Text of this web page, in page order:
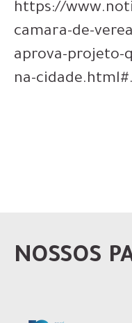
https://
camara-de-
aprova-projeto-
na-
NOSSOS